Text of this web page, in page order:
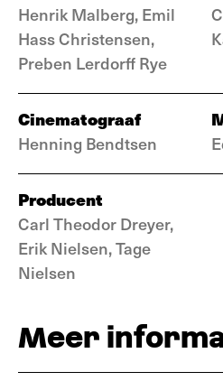
Henrik Malberg, Emil
Hass Christensen,
Preben Lerdorff Rye
Cinematograaf
Henning Bendtsen
Producent
Carl Theodor Dreyer,
Erik Nielsen, Tage
Nielsen
Meer